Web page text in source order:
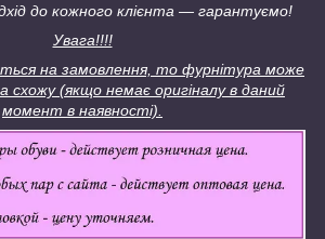
до кожного клієнта ― гарантуємо!
Увага!!!!
на замовлення, то фурнітура може
схожу (якщо немає оригіналу в даний
момент в наявності).